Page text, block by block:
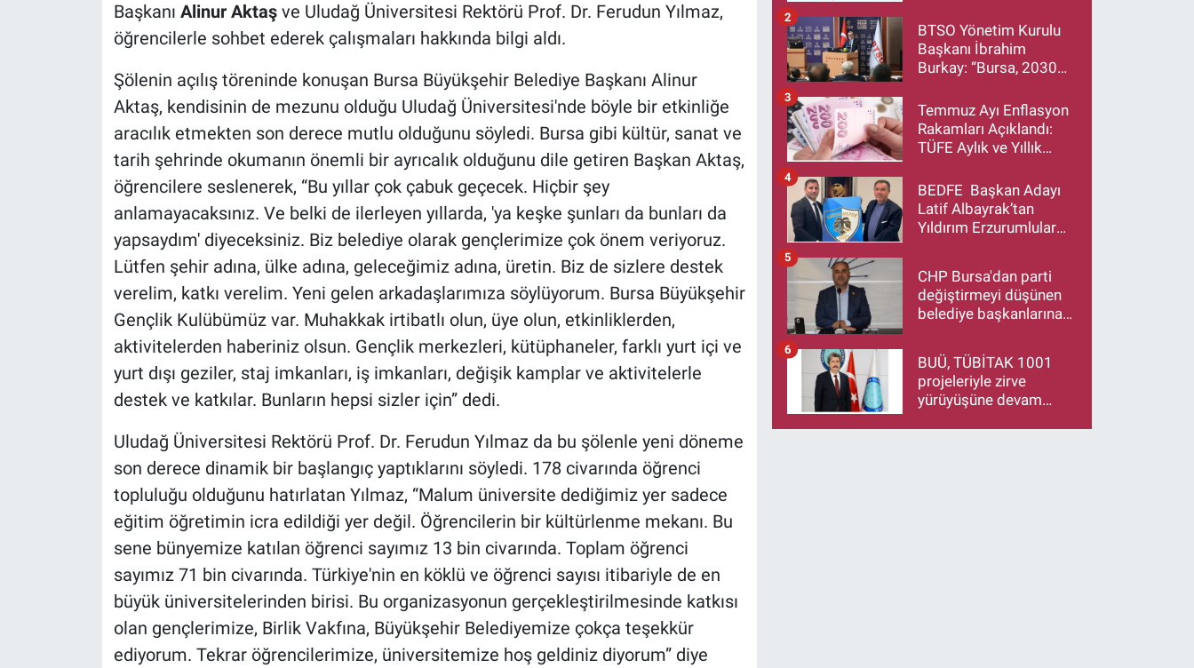
Başkanı Alinur Aktaş ve Uludağ Üniversitesi Rektörü Prof. Dr. Ferudun Yılmaz,
öğrencilerle sohbet ederek çalışmaları hakkında bilgi aldı.
Şölenin açılış töreninde konuşan Bursa Büyükşehir Belediye Başkanı Alinur
Aktaş, kendisinin de mezunu olduğu Uludağ Üniversitesi'nde böyle bir etkinliğe
aracılık etmekten son derece mutlu olduğunu söyledi. Bursa gibi kültür, sanat ve
tarih şehrinde okumanın önemli bir ayrıcalık olduğunu dile getiren Başkan Aktaş,
öğrencilere seslenerek, “Bu yıllar çok çabuk geçecek. Hiçbir şey
anlamayacaksınız. Ve belki de ilerleyen yıllarda, 'ya keşke şunları da bunları da
yapsaydım' diyeceksiniz. Biz belediye olarak gençlerimize çok önem veriyoruz.
Lütfen şehir adına, ülke adına, geleceğimiz adına, üretin. Biz de sizlere destek
verelim, katkı verelim. Yeni gelen arkadaşlarımıza söylüyorum. Bursa Büyükşehir
Gençlik Kulübümüz var. Muhakkak irtibatlı olun, üye olun, etkinliklerden,
aktivitelerden haberiniz olsun. Gençlik merkezleri, kütüphaneler, farklı yurt içi ve
yurt dışı geziler, staj imkanları, iş imkanları, değişik kamplar ve aktivitelerle
destek ve katkılar. Bunların hepsi sizler için” dedi.
Uludağ Üniversitesi Rektörü Prof. Dr. Ferudun Yılmaz da bu şölenle yeni döneme
son derece dinamik bir başlangıç yaptıklarını söyledi. 178 civarında öğrenci
topluluğu olduğunu hatırlatan Yılmaz, “Malum üniversite dediğimiz yer sadece
eğitim öğretimin icra edildiği yer değil. Öğrencilerin bir kültürlenme mekanı. Bu
sene bünyemize katılan öğrenci sayımız 13 bin civarında. Toplam öğrenci
sayımız 71 bin civarında. Türkiye'nin en köklü ve öğrenci sayısı itibariyle de en
büyük üniversitelerinden birisi. Bu organizasyonun gerçekleştirilmesinde katkısı
olan gençlerimize, Birlik Vakfına, Büyükşehir Belediyemize çokça teşekkür
ediyorum. Tekrar öğrencilerimize, üniversitemize hoş geldiniz diyorum” diye
BTSO Yönetim Kurulu
Başkanı İbrahim
Burkay: “Bursa, 2030
Büyütmeye Devam
Edecek”
2
Temmuz Ayı Enflasyon
Rakamları Açıklandı:
TÜFE Aylık ve Yıllık
3
BEDFE Başkan Adayı
Latif Albayrak’tan
Yıldırım Erzurumlular
Ziyareti
4
CHP Bursa'dan parti
değiştirmeyi düşünen
belediye başkanlarına
makamlarınızı da
bırakın
5
BUÜ, TÜBİTAK 1001
projeleriyle zirve
yürüyüşüne devam
6